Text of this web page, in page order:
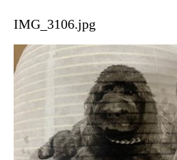
IMG_3106.jpg